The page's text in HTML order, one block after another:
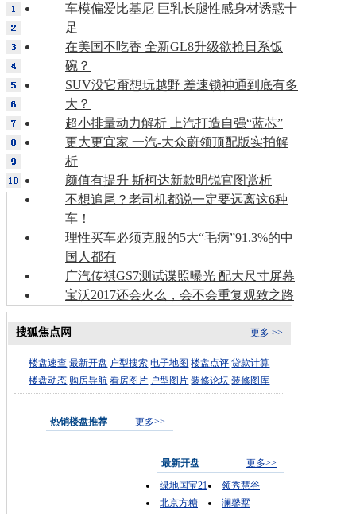
车模偏爱比基尼 巨乳长腿性感身材诱惑十
足
在美国不吃香 全新GL8升级欲抢日系饭
碗？
SUV没它甭想玩越野 差速锁神通到底有多
大？
超小排量动力解析 上汽打造自强“蓝芯”
更大更宜家 一汽-大众蔚领顶配版实拍解
析
颜值有提升 斯柯达新款明锐官图赏析
不想追尾？老司机都说一定要远离这6种
车！
理性买车必须克服的5大“毛病”91.3%的中
国人都有
广汽传祺GS7测试谍照曝光 配大尺寸屏幕
宝沃2017还会火么，会不会重复观致之路
更多 >>
搜狐焦点网
楼盘速查 最新开盘 户型搜索 电子地图 楼盘点评 贷款计算
楼盘动态 购房导航 看房图片 户型图片 装修论坛 装修图库
热销楼盘推荐 更多>>
最新开盘
更多>>
绿地国宝21
领秀慧谷
北京方糖
澜馨墅